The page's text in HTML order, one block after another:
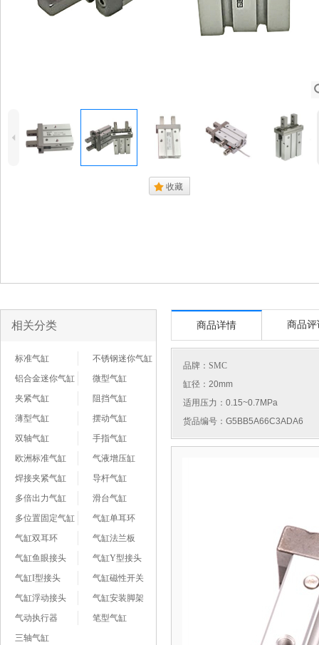
4
. 收藏
相关分类
标准气缸
不锈钢迷你气缸
铝合金迷你气缸
微型气缸
夹紧气缸
阻挡气缸
薄型气缸
摆动气缸
双轴气缸
手指气缸
欧洲标准气缸
气液增压缸
焊接夹紧气缸
导杆气缸
多倍出力气缸
滑台气缸
多位置固定气缸
气缸单耳环
气缸双耳环
气缸法兰板
气缸鱼眼接头
气缸Y型接头
气缸I型接头
气缸磁性开关
气缸浮动接头
气缸安装脚架
气动执行器
笔型气缸
三轴气缸
商品详情 商品评
品牌： SMC
缸径：20mm
适用压力：0.15~0.7MPa
货品编号：G5BB5A66C3ADA6